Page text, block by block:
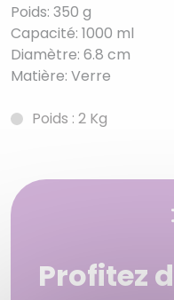
Poids: 350 g
Capacité: 1000 ml
Diamètre: 6.8 cm
Matière: Verre
Poids : 2 Kg
Profitez